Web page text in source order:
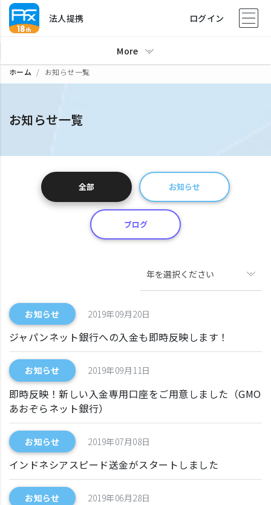
法人提携 ログイン
More
ホーム お知らせ一覧
お知らせ一覧
全部 お知らせ
ブログ
年を選択ください
お知らせ 2019年09月20日
ジャパンネット銀行への入金も即時反映します！
お知らせ 2019年09月11日
即時反映！新しい入金専用口座をご用意しました（GMO
あおぞらネット銀行）
お知らせ 2019年07月08日
インドネシアスピード送金がスタートしました
お知らせ 2019年06月28日